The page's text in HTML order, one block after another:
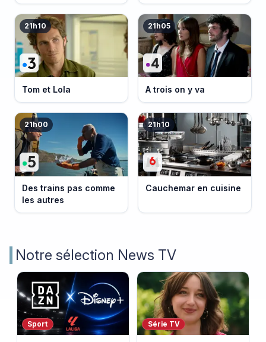
événement
21h10
Tom et Lola
21h05
A trois on y va
21h00
Des trains pas comme
les autres
21h10
Cauchemar en cuisine
Notre sélection News TV
Sport Série TV